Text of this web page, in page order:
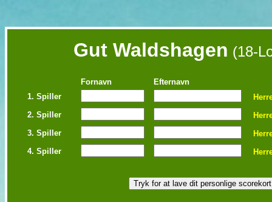
Gut Waldshagen (18-
Fornavn
Efternavn
1. Spiller
2. Spiller
3. Spiller
4. Spiller